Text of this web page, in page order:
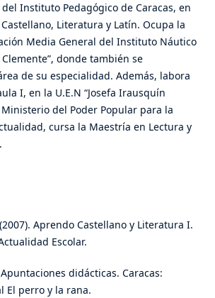
Instituto Pedagógico de Caracas, en
Literatura y Latín. Ocupa la
Media General del Instituto Náutico
donde también se
de su especialidad. Además, labora
I, en la U.E.N “Josefa Irausquín
Ministerio del Poder Popular para la
cursa la Maestría en Lectura y
Aprendo Castellano y Literatura I.
Escolar.
didácticas. Caracas:
El perro y la rana.